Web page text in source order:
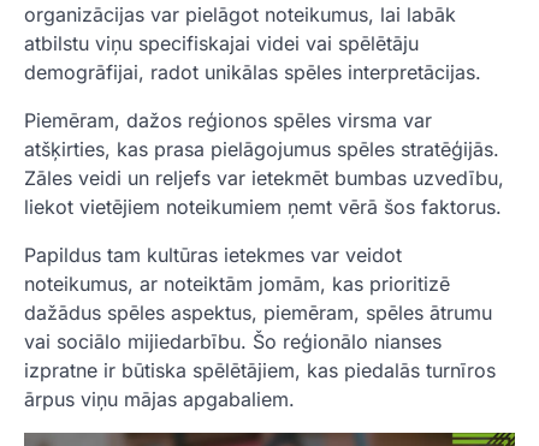
organizācijas var pielāgot noteikumus, lai labāk
atbilstu viņu specifiskajai videi vai spēlētāju
demogrāfijai, radot unikālas spēles interpretācijas.
Piemēram, dažos reģionos spēles virsma var
atšķirties, kas prasa pielāgojumus spēles stratēģijās.
Zāles veidi un reljefs var ietekmēt bumbas uzvedību,
liekot vietējiem noteikumiem ņemt vērā šos faktorus.
Papildus tam kultūras ietekmes var veidot
noteikumus, ar noteiktām jomām, kas prioritizē
dažādus spēles aspektus, piemēram, spēles ātrumu
vai sociālo mijiedarbību. Šo reģionālo nianses
izpratne ir būtiska spēlētājiem, kas piedalās turnīros
ārpus viņu mājas apgabaliem.